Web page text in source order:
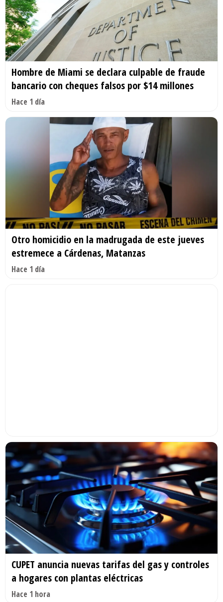
Hombre de Miami se declara culpable de fraude
bancario con cheques falsos por $14 millones
Hace 1 día
Otro homicidio en la madrugada de este jueves
estremece a Cárdenas, Matanzas
Hace 1 día
CUPET anuncia nuevas tarifas del gas y controles
a hogares con plantas eléctricas
Hace 1 hora